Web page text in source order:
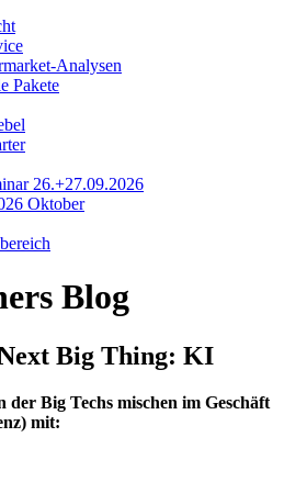
Analysen
Pakete
26.+27.09.2026
Oktober
Blog
Big Thing: KI
der Big Techs mischen im Geschäft
mit: